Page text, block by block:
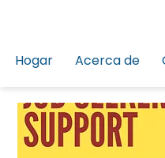
Hogar Acerca de